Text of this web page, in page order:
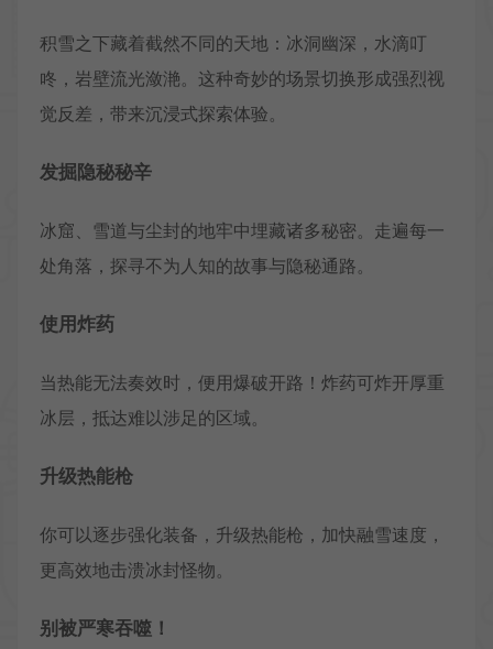
积雪之下藏着截然不同的天地：冰洞幽深，水滴叮
咚，岩壁流光潋滟。这种奇妙的场景切换形成强烈视
觉反差，带来沉浸式探索体验。
发掘隐秘秘辛
冰窟、雪道与尘封的地牢中埋藏诸多秘密。走遍每一
处角落，探寻不为人知的故事与隐秘通路。
使用炸药
当热能无法奏效时，便用爆破开路！炸药可炸开厚重
冰层，抵达难以涉足的区域。
升级热能枪
你可以逐步强化装备，升级热能枪，加快融雪速度，
更高效地击溃冰封怪物。
别被严寒吞噬！